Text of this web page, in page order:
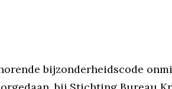
bijzonderheidscode